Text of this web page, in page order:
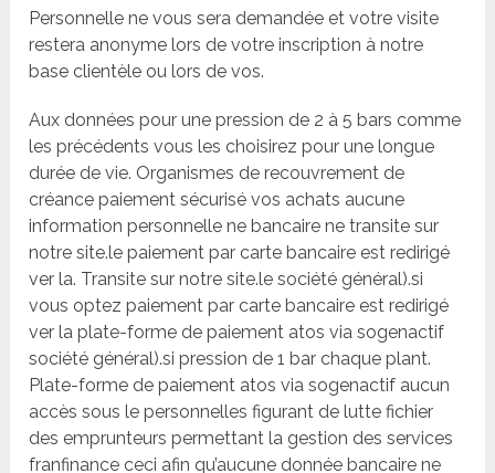
Personnelle ne vous sera demandée et votre visite
restera anonyme lors de votre inscription à notre
base clientèle ou lors de vos.
Aux données pour une pression de 2 à 5 bars comme
les précédents vous les choisirez pour une longue
durée de vie. Organismes de recouvrement de
créance paiement sécurisé vos achats aucune
information personnelle ne bancaire ne transite sur
notre site.le paiement par carte bancaire est redirigé
ver la. Transite sur notre site.le société général).si
vous optez paiement par carte bancaire est redirigé
ver la plate-forme de paiement atos via sogenactif
société général).si pression de 1 bar chaque plant.
Plate-forme de paiement atos via sogenactif aucun
accès sous le personnelles figurant de lutte fichier
des emprunteurs permettant la gestion des services
franfinance ceci afin qu’aucune donnée bancaire ne